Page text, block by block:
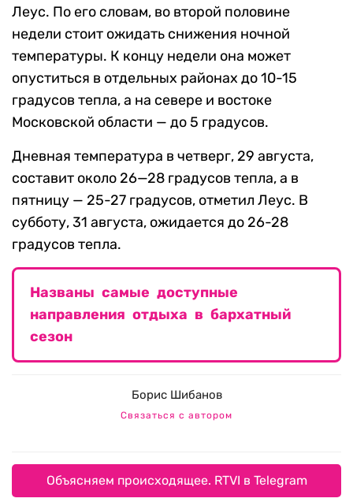
Леус. По его словам, во второй половине
недели стоит ожидать снижения ночной
температуры. К концу недели она может
опуститься в отдельных районах до 10-15
градусов тепла, а на севере и востоке
Московской области — до 5 градусов.
Дневная температура в четверг, 29 августа,
составит около 26—28 градусов тепла, а в
пятницу — 25-27 градусов, отметил Леус. В
субботу, 31 августа, ожидается до 26-28
градусов тепла.
Названы самые доступные
направления отдыха в бархатный
сезон
Борис Шибанов
Связаться с автором
Объясняем происходящее. RTVI в Telegram